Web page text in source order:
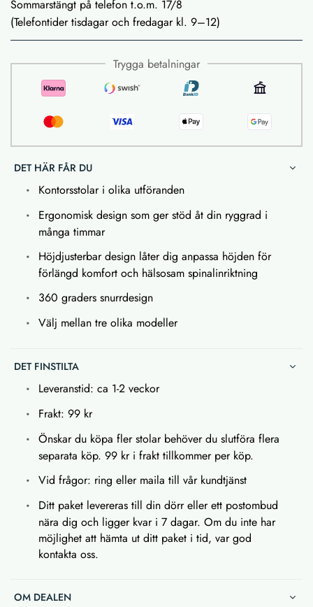
Sommarstängt på telefon t.o.m. 17/8
(Telefontider tisdagar och fredagar kl. 9–12)
Trygga betalningar
DET HÄR FÅR DU
Kontorsstolar i olika utföranden
Ergonomisk design som ger stöd åt din ryggrad i
många timmar
Höjdjusterbar design låter dig anpassa höjden för
förlängd komfort och hälsosam spinalinriktning
360 graders snurrdesign
Välj mellan tre olika modeller
DET FINSTILTA
Leveranstid: ca 1-2 veckor
Frakt: 99 kr
Önskar du köpa fler stolar behöver du slutföra flera
separata köp. 99 kr i frakt tillkommer per köp.
Vid frågor: ring eller maila till vår kundtjänst
Ditt paket levereras till din dörr eller ett postombud
nära dig och ligger kvar i 7 dagar. Om du inte har
möjlighet att hämta ut ditt paket i tid, var god
kontakta oss.
OM DEALEN